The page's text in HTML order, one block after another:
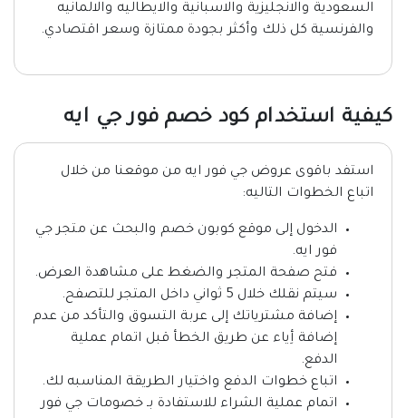
السعودية والانجليزية والاسبانية والايطاليه والالمانيه
والفرنسية كل ذلك وأكثر بجودة ممتازة وسعر اقتصادي.
كيفية استخدام كود خصم فور جي ايه
استفد باقوى عروض جي فور ايه من موقعنا من خلال
اتباع الخطوات التاليه:
الدخول إلى موقع كوبون خصم والبحث عن متجر جي
فور ايه.
فتح صفحة المتجر والضغط على مشاهدة العرض.
سيتم نقلك خلال 5 ثواني داخل المتجر للتصفح.
إضافة مشترياتك إلى عربة التسوق والتأكد من عدم
إضافة أِياء عن طريق الخطأ قبل اتمام عملية
الدفع.
اتباع خطوات الدفع واختيار الطريقة المناسبه لك.
اتمام عملية الشراء للاستفادة بـ خصومات جي فور